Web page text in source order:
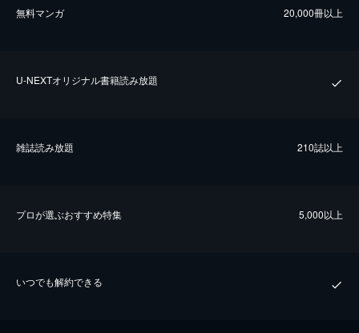
無料マンガ 20,000冊以上
U-NEXTオリジナル書籍読み放題
雑誌読み放題 210誌以上
プロが選ぶおすすめ特集 5,000以上
いつでも解約できる